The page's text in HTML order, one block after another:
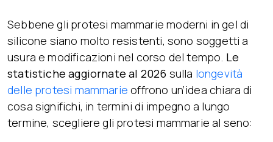
Sebbene gli protesi mammarie moderni in gel di
silicone siano molto resistenti, sono soggetti a
usura e modificazioni nel corso del tempo. Le
statistiche aggiornate al 2026 sulla longevità
delle protesi mammarie offrono un’idea chiara di
cosa significhi, in termini di impegno a lungo
termine, scegliere gli protesi mammarie al seno: